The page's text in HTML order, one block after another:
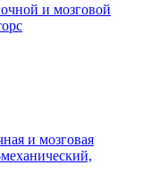
и мозговой